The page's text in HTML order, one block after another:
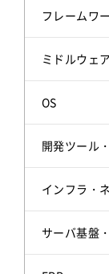
フレームワ
ミドルウェア
OS
開発ツール
インフラ・
サーバ基盤